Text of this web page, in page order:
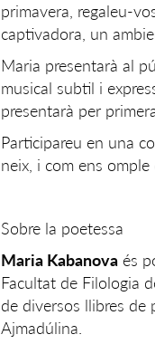
primavera, regaleu-
captivadora, un
Maria presentarà al
musical subtil i
presentarà per
Participareu en una
neix, i com ens
Sobre la poetessa
Maria Kabanova és
Facultat de Filologia
de diversos llibres de
Ajmadúlina.